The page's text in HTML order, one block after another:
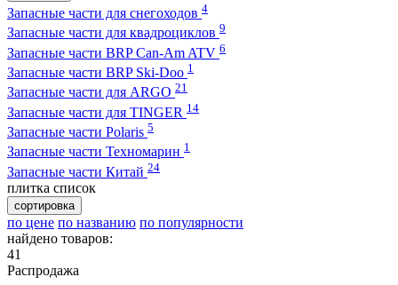
Запасные части для снегоходов 4
Запасные части для квадроциклов 9
Запасные части BRP Can-Am ATV 6
Запасные части BRP Ski-Doo 1
Запасные части для ARGO 21
Запасные части для TINGER 14
Запасные части Polaris 5
Запасные части Техномарин 1
Запасные части Китай 24
плитка список
сортировка
по цене по названию по популярности
найдено товаров:
41
Распродажа